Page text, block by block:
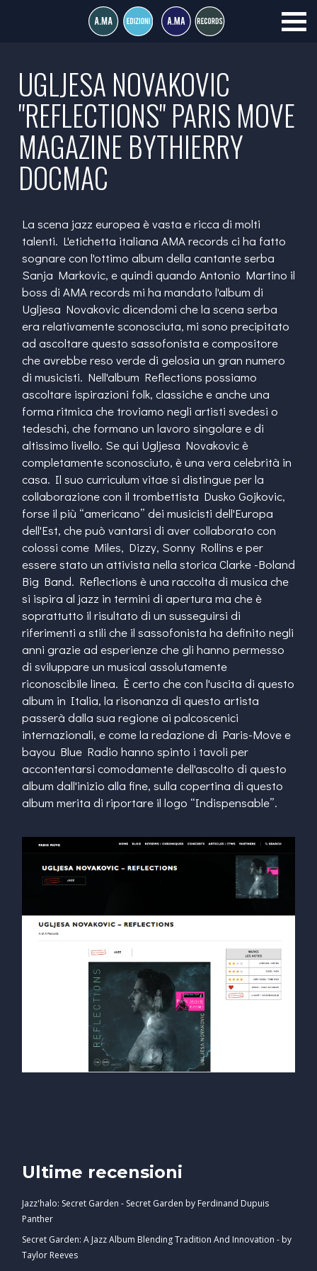
UGLJESA NOVAKOVIC
"REFLECTIONS" PARIS MOVE
MAGAZINE BYTHIERRY
DOCMAC
La scena jazz europea è vasta e ricca di molti
talenti. L'etichetta italiana AMA records ci ha fatto
sognare con l'ottimo album della cantante serba
Sanja Markovic, e quindi quando Antonio Martino il
boss di AMA records mi ha mandato l'album di
Ugljesa Novakovic dicendomi che la scena serba
era relativamente sconosciuta, mi sono precipitato
ad ascoltare questo sassofonista e compositore
che avrebbe reso verde di gelosia un gran numero
di musicisti. Nell'album Reflections possiamo
ascoltare ispirazioni folk, classiche e anche una
forma ritmica che troviamo negli artisti svedesi o
tedeschi, che formano un lavoro singolare e di
altissimo livello. Se qui Ugljesa Novakovic è
completamente sconosciuto, è una vera celebrità in
casa. Il suo curriculum vitae si distingue per la
collaborazione con il trombettista Dusko Gojkovic,
forse il più “americano” dei musicisti dell'Europa
dell'Est, che può vantarsi di aver collaborato con
colossi come Miles, Dizzy, Sonny Rollins e per
essere stato un attivista nella storica Clarke -Boland
Big Band. Reflections è una raccolta di musica che
si ispira al jazz in termini di apertura ma che è
soprattutto il risultato di un susseguirsi di
riferimenti a stili che il sassofonista ha definito negli
anni grazie ad esperienze che gli hanno permesso
di sviluppare un musical assolutamente
riconoscibile linea. È certo che con l'uscita di questo
album in Italia, la risonanza di questo artista
passerà dalla sua regione ai palcoscenici
internazionali, e come la redazione di Paris-Move e
bayou Blue Radio hanno spinto i tavoli per
accontentarsi comodamente dell'ascolto di questo
album dall'inizio alla fine, sulla copertina di questo
album merita di riportare il logo “Indispensable”.
Ultime recensioni
Jazz'halo: Secret Garden - Secret Garden by Ferdinand Dupuis
Panther
Secret Garden: A Jazz Album Blending Tradition And Innovation - by
Taylor Reeves